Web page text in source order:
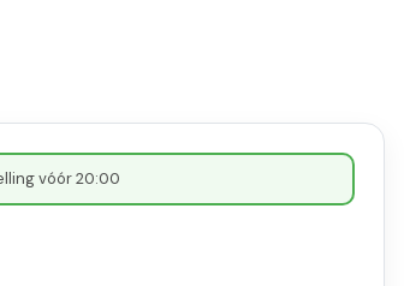
vóór 20:00